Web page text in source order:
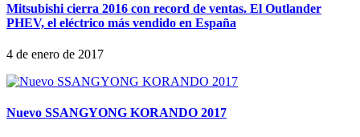
Mitsubishi cierra 2016 con record de ventas. El Outlander
PHEV, el eléctrico más vendido en España
4 de enero de 2017
Nuevo SSANGYONG KORANDO 2017